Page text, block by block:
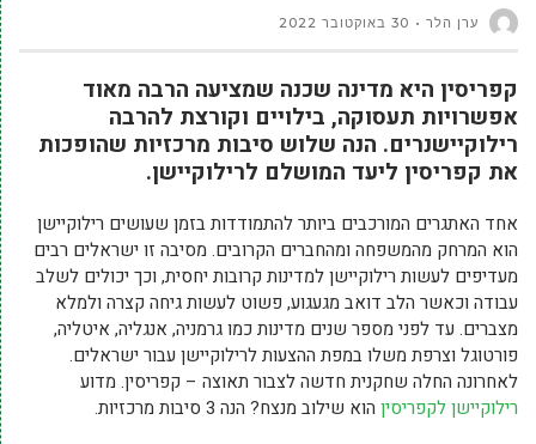
ערן הלר 30 באוקטובר 2022
קפריסין היא מדינה שכנה שמציעה הרבה מאוד
אפשרויות תעסוקה, בילויים וקורצת להרבה
רילוקיישנרים. הנה שלוש סיבות מרכזיות שהופכות
את קפריסין ליעד המושלם לרילוקיישן.
אחד האתגרים המורכבים ביותר להתמודדות בזמן שעושים רילוקיישן
הוא המרחק מהמשפחה ומהחברים הקרובים. מסיבה זו ישראלים רבים
מעדיפים לעשות רילוקיישן למדינות קרובות יחסית, וכך יכולים לשלב
עבודה וכאשר הלב דואב מגעגוע, פשוט לעשות גיחה קצרה ולמלא
מצברים. עד לפני מספר שנים מדינות כמו גרמניה, אנגליה, איטליה,
פורטוגל וצרפת משלו במפת ההצעות לרילוקיישן עבור ישראלים.
לאחרונה החלה שחקנית חדשה לצבור תאוצה – קפריסין. מדוע
רילוקיישן לקפריסין הוא שילוב מנצח? הנה 3 סיבות מרכזיות.